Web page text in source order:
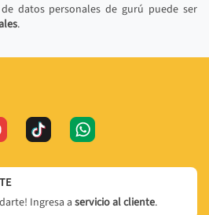
datos personales de gurú puede ser
.
Ingresa a servicio al cliente.